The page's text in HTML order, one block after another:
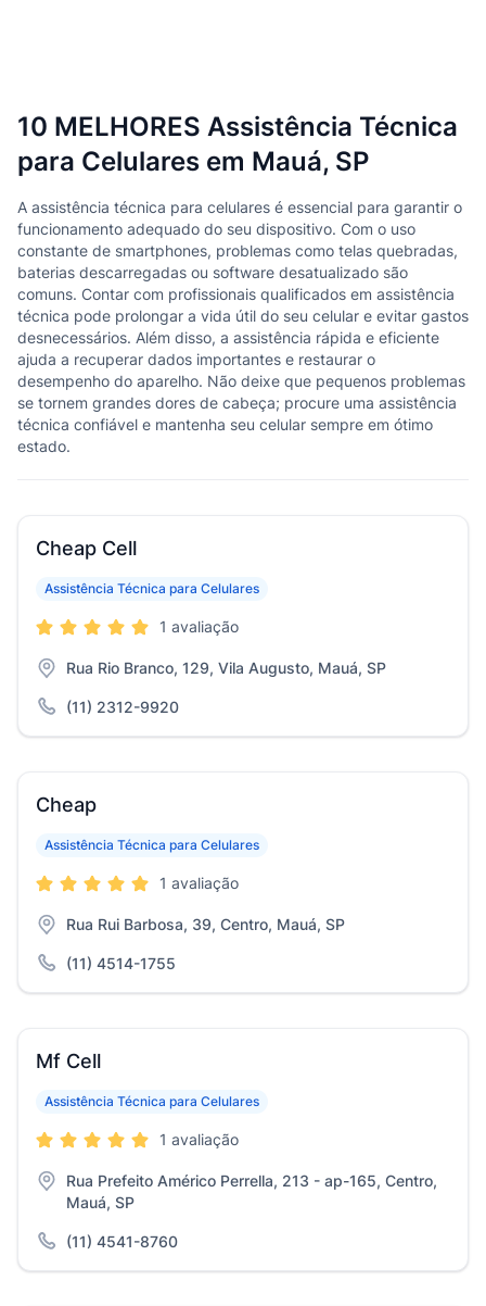
10 MELHORES Assistência Técnica
para Celulares em Mauá, SP
A assistência técnica para celulares é essencial para garantir o
funcionamento adequado do seu dispositivo. Com o uso
constante de smartphones, problemas como telas quebradas,
baterias descarregadas ou software desatualizado são
comuns. Contar com profissionais qualificados em assistência
técnica pode prolongar a vida útil do seu celular e evitar gastos
desnecessários. Além disso, a assistência rápida e eficiente
ajuda a recuperar dados importantes e restaurar o
desempenho do aparelho. Não deixe que pequenos problemas
se tornem grandes dores de cabeça; procure uma assistência
técnica confiável e mantenha seu celular sempre em ótimo
estado.
Cheap Cell
Assistência Técnica para Celulares
1 avaliação
Rua Rio Branco, 129, Vila Augusto, Mauá, SP
(11) 2312-9920
Cheap
Assistência Técnica para Celulares
1 avaliação
Rua Rui Barbosa, 39, Centro, Mauá, SP
(11) 4514-1755
Mf Cell
Assistência Técnica para Celulares
1 avaliação
Rua Prefeito Américo Perrella, 213 - ap-165, Centro,
Mauá, SP
(11) 4541-8760